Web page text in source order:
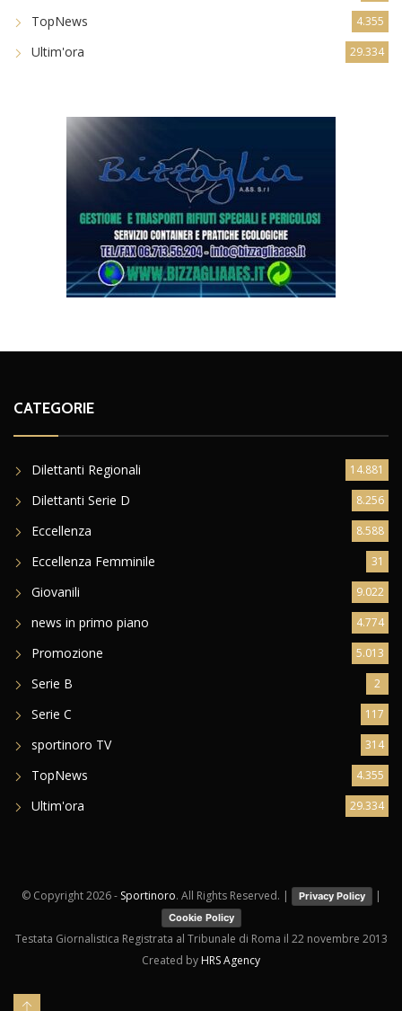
TopNews 4.355
Ultim'ora 29.334
CATEGORIE
Dilettanti Regionali 14.881
Dilettanti Serie D 8.256
Eccellenza 8.588
Eccellenza Femminile 31
Giovanili 9.022
news in primo piano 4.774
Promozione 5.013
Serie B 2
Serie C 117
sportinoro TV 314
TopNews 4.355
Ultim'ora 29.334
© Copyright2026 - Sportinoro. All Rights Reserved. | Privacy Policy |
Cookie Policy
Testata Giornalistica Registrata al Tribunale di Roma il 22 novembre 2013
Created by HRS Agency